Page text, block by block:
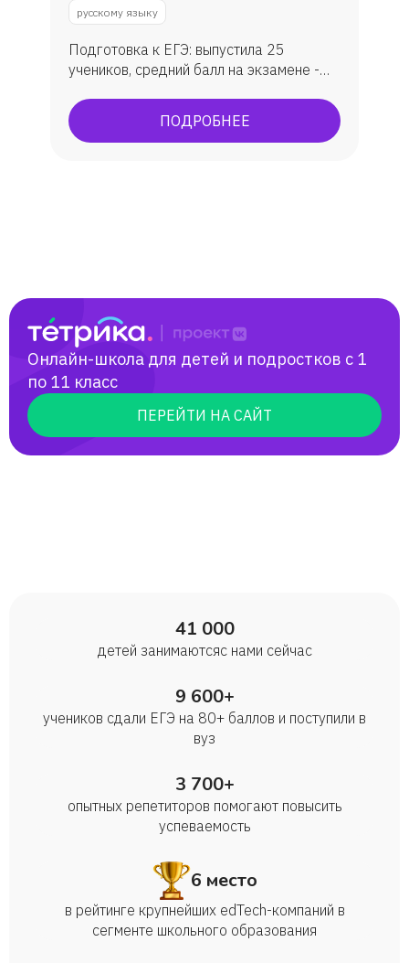
Анастасия
Галина
Арсений
Александра
Екатерина
Софья
Светлана
Олег
Ирина
русскому языку
Подготовка к ЕГЭ: выпустила 25
учеников, средний балл на экзамене -
учениками, средняя оценка - 4.
Подготовка к олимпиадам:
ПОДРОБНЕЕ
Онлайн-школа для детей и подростков с 1
по 11 класс
ПЕРЕЙТИ НА САЙТ
41 000
детей занимаются с нами сейчас
9 600+
учеников сдали ЕГЭ на 80+ баллов и поступили в
вуз
3 700+
опытных репетиторов помогают повысить
успеваемость
6 место
в рейтинге крупнейших edTech-компаний в
сегменте школьного образования